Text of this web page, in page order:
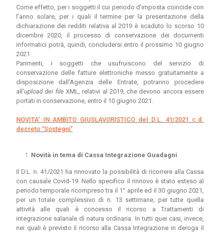
Come effetto, per i soggetti il cui periodo d’imposta coincide con
l’anno solare, per i quali il termine per la presentazione della
dichiarazione dei redditi relativa al 2019 è scaduto lo scorso 10
dicembre 2020, il processo di conservazione dei documenti
informatici potrà, quindi, concludersi entro il prossimo 10 giugno
2021.
Parimenti, i soggetti che usufruiscono del servizio di
conservazione delle fatture elettroniche messo gratuitamente a
disposizione dall’Agenzia delle Entrate, potranno procedere
all’upload dei fileXML, relativi al 2019, che devono ancora essere
portati in conservazione, entro il 10 giugno 2021.
NOVITA’ IN AMBITO GIUSLAVORISTICO del D.L. 41/2021 c.d.
decreto “Sostegni”
Novità in tema di Cassa Integrazione Guadagni
Il D.L. n. 41/2021 ha rinnovato la possibilità di ricorrere alla Cassa
con causale Covid-19. Nello specifico il rinnovo è stato esteso al
periodo temporale ricompreso tra il 1° aprile ed il 30 giugno 2021,
per un totale complessivo di n. 13 settimane, per tutte quella
attività alle quali è concesso il ricorso a Trattamenti di
integrazione salariale di natura ordinaria. In tutti quei casi, invece,
nei quali è previsto il ricorso alla Cassa Integrazione in deroga il